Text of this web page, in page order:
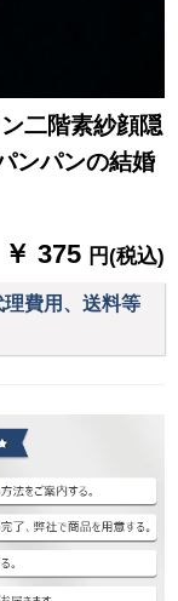
二階素紗顔隠
ンパンの結婚
￥ 375 円(税込)
費用、送料等